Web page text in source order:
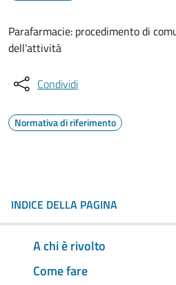
Parafarmacie: procedimento di
dell'attività
Condividi
Normativa di riferimento
INDICE DELLA PAGINA
A chi è rivolto
Come fare